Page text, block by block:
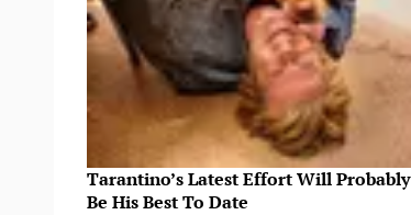
Tarantino’s Latest Effort Will Probably
Be His Best To Date